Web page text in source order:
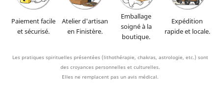
Paiement facile
et sécurisé.
Atelier d'artisan
en Finistère.
Emballage
soigné à la
boutique.
Expédition
rapide et locale.
Les pratiques spirituelles présentées (lithothérapie, chakras, astrologie, etc.) sont
des croyances personnelles et culturelles.
Elles ne remplacent pas un avis médical.